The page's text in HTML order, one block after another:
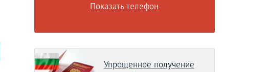
Показать телефон
Упрощенное получение